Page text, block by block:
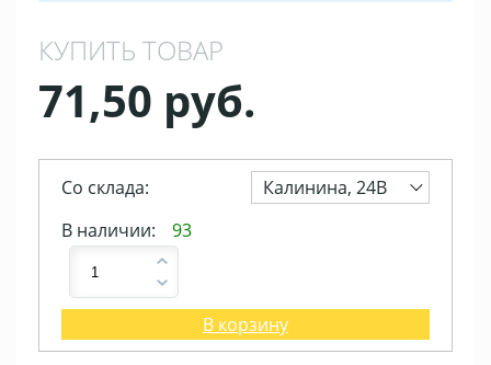
КУПИТЬ ТОВАР
71,50 руб.
Со склада:
Калинина, 24В
В наличии:
93
В корзину